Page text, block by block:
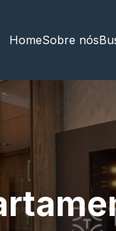
HomeSobre nós